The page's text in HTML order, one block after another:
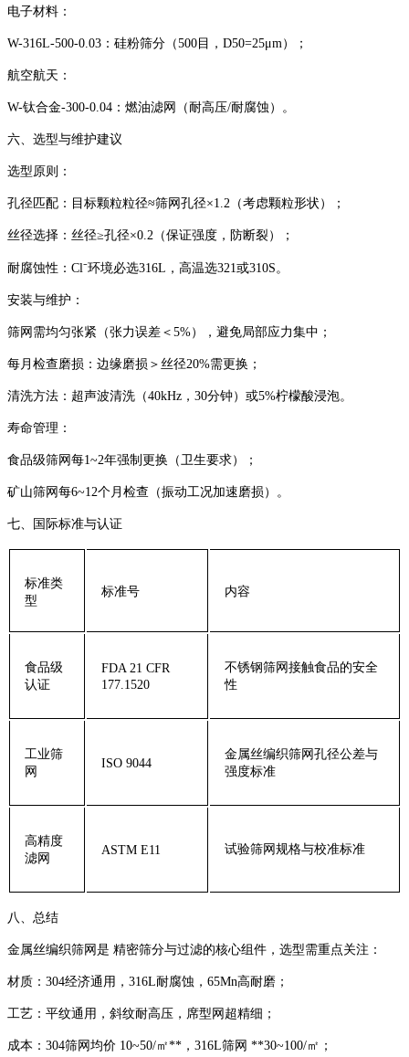
‌电子材料‌：
‌W-316L-500-0.03‌：硅粉筛分（500目，D50=25μm）；
‌航空航天‌：
‌W-钛合金-300-0.04‌：燃油滤网（耐高压/耐腐蚀）。
‌六、选型与维护建议‌
‌选型原则‌：
‌孔径匹配‌：目标颗粒粒径≈筛网孔径×1.2（考虑颗粒形状）；
‌丝径选择‌：丝径≥孔径×0.2（保证强度，防断裂）；
‌耐腐蚀性‌：Cl⁻环境必选316L，高温选321或310S。
‌安装与维护‌：
筛网需均匀张紧（张力误差＜5%），避免局部应力集中；
每月检查磨损：边缘磨损＞丝径20%需更换；
清洗方法：超声波清洗（40kHz，30分钟）或5%柠檬酸浸泡。
‌寿命管理‌：
食品级筛网每1~2年强制更换（卫生要求）；
矿山筛网每6~12个月检查（振动工况加速磨损）。
‌七、国际标准与认证‌
‌标准类
型‌
‌标准号‌ ‌内容‌
‌食品级
认证‌
FDA 21 CFR
177.1520
不锈钢筛网接触食品的安全
性
‌工业筛
网‌
ISO 9044
金属丝编织筛网孔径公差与
强度标准
‌高精度
滤网‌
ASTM E11 试验筛网规格与校准标准
‌八、总结‌
金属丝编织筛网是 ‌精密筛分与过滤的核心组件‌，选型需重点关注：
‌材质‌：304经济通用，316L耐腐蚀，65Mn高耐磨；
‌工艺‌：平纹通用，斜纹耐高压，席型网超精细；
‌成本‌：304筛网均价 ‌10~50/㎡**‌，316L筛网 ‌**30~100/㎡‌；